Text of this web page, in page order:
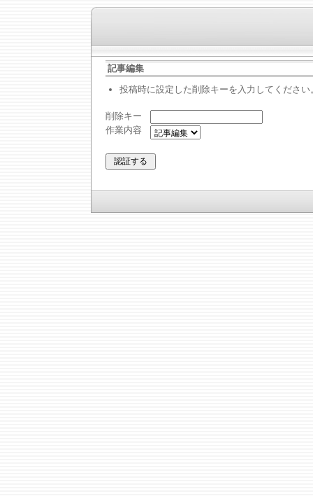
記事編集
投稿時に設定した削除キーを入力してください
削除キー
作業内容